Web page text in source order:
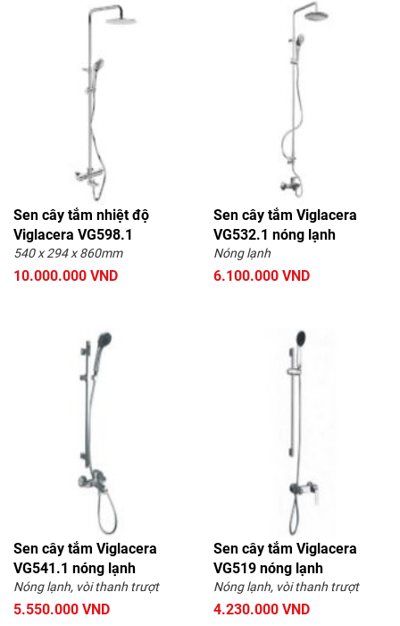
Sen cây tắm FOXIS Sen cây tắm màu đen
Sen cây tắm MIROLIN
Sen cây tắm MOEN Sen thuyền cao cấp
Sen cây tắm COTTO Sen cây tắm ROYAL TOTO
Sen cây tắm Bravat Sen cây tắm Zento
Sen cây tắm GROHE Sen cây tắm DAEHAN
Sen cây tắm TDO Sen cây tắm DK
Sen cây tắm JOMOO Sen cây tắm HADO
Sen cây tắm ROVELY Sen cây tắm ITALISA
Sen cây tắm Dolson Sen cây tắm Paul Schmitt
Sen cây tắm DADA
Sen cây tắm Keeper
Sen cây tắm Elimen
Sen cây tắm nhiệt độ
Viglacera VG598.1
540 x 294 x 860mm
10.000.000 VND
Sen cây tắm Viglacera
VG532.1 nóng lạnh
Nóng lạnh
6.100.000 VND
Sen cây tắm Viglacera
VG541.1 nóng lạnh
Nóng lạnh, vòi thanh trượt
5.550.000 VND
Sen cây tắm Viglacera
VG519 nóng lạnh
Nóng lạnh, vòi thanh trượt
4.230.000 VND